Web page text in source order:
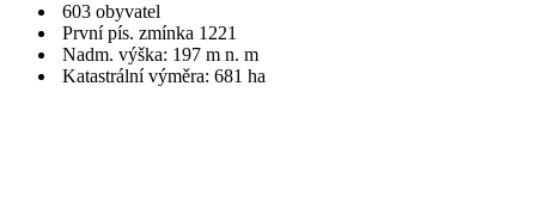
603 obyvatel
První pís. zmínka 1221
Nadm. výška: 197 m n. m
Katastrální výměra: 681 ha